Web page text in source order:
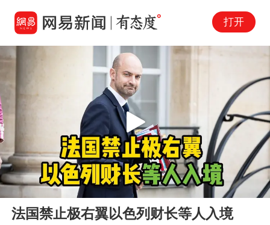
打开
00:00 00:16
Play
法国禁止极右翼以色列财长等人入境